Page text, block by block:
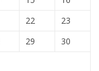
22
23
29
30